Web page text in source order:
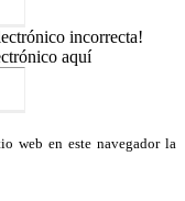
incorrecta!
aquí
web en este navegador la